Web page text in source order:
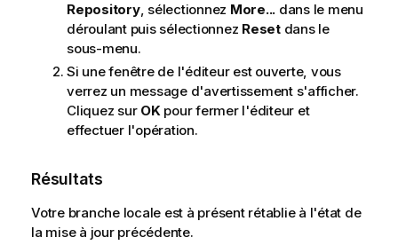
Repository, sélectionnez More... dans le menu
déroulant puis sélectionnez Resetdans le
sous-menu.
Si une fenêtre de l'éditeur est ouverte, vous
verrez un message d'avertissement s'afficher.
Cliquez sur OKpour fermer l'éditeur et
effectuer l'opération.
Résultats
Votre branche locale est à présent rétablie à l'état de
la mise à jour précédente.